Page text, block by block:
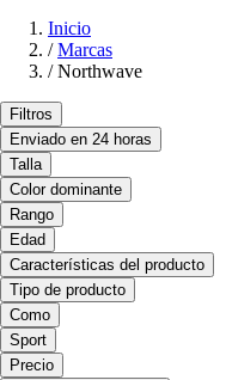
Inicio
/ Marcas
/ Northwave
Filtros
Enviado en 24 horas
Talla
Color dominante
Rango
Edad
Características del producto
Tipo de producto
Como
Sport
Precio